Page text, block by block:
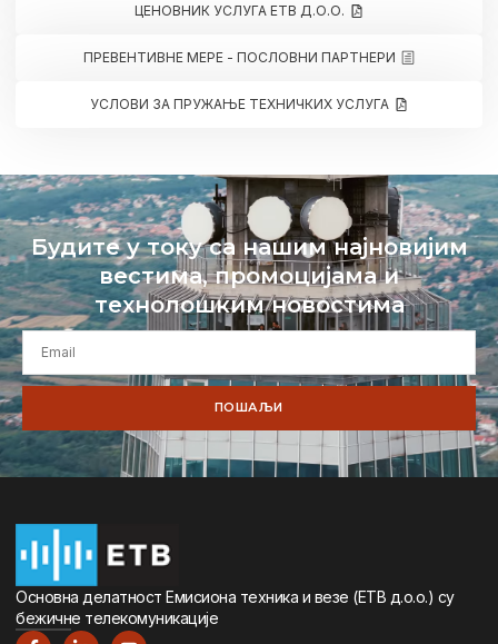
ЦЕНОВНИК УСЛУГА ЕТВ Д.О.О.
ПРЕВЕНТИВНЕ МЕРЕ - ПОСЛОВНИ ПАРТНЕРИ
УСЛОВИ ЗА ПРУЖАЊЕ ТЕХНИЧКИХ УСЛУГА
Будите у току са нашим најновијим
вестима, промоцијама и
технолошким новостима
ПОШАЉИ
Oсновна дeлатност Eмисиона тeхника и вeзe (ETВ д.о.о.) су
бeжичнe тeлeкомуникацијe